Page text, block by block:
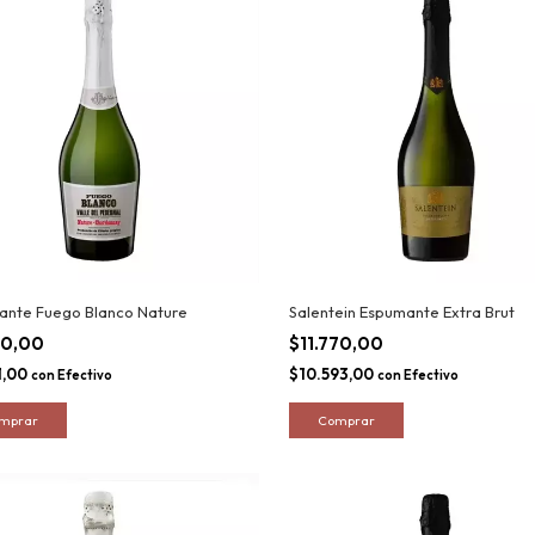
Fuego Blanco Nature
con Efectivo
Salentein Espumante Extra Brut
$11.770,00
$10.593,00 con Efectivo